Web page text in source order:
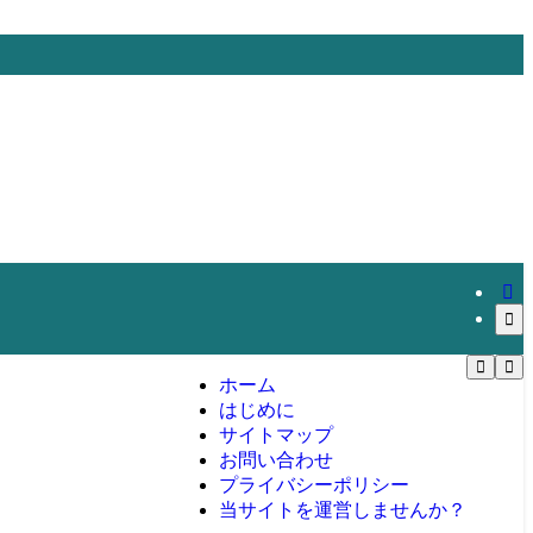
ホーム
はじめに
サイトマップ
お問い合わせ
プライバシーポリシー
当サイトを運営しませんか？